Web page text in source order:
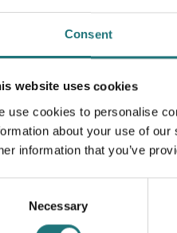
Consent
website uses cookies
use cookies to personalise
about your use of
information that you’ve
Necessary
för danska Carl Hansen &
fram tillsammans med den
att fira det 70 år långa
eller Y-stolen som den
en gång i månaden